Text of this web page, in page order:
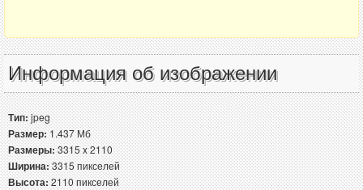
Информация об изображении
Тип:jpeg
Размер:1.437 Мб
Размеры:3315 x 2110
Ширина:3315 пикселей
Высота:2110 пикселей